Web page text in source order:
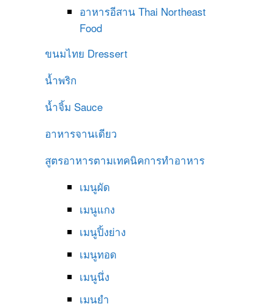
อาหารอีสาน Thai Northeast
Food
ขนมไทย Dressert
น้ำพริก
น้ำจิ้ม Sauce
อาหารจานเดียว
สูตรอาหารตามเทคนิคการทำอาหาร
เมนูผัด
เมนูแกง
เมนูปิ้งย่าง
เมนูทอด
เมนูนึ่ง
เมนูยำ